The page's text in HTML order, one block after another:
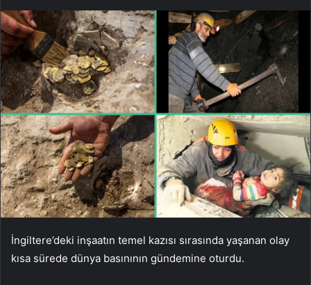
İngiltere’deki inşaatın temel kazısı sırasında yaşanan olay
kısa sürede dünya basınının gündemine oturdu.